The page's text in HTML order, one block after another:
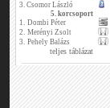
3. Csomor László
5. korcsoport
1. Dombi Péter
2. Merényi Zsolt
3. Pehely Balázs
teljes táblázat